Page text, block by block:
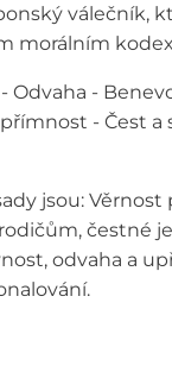
válečník,
morálním
Odvaha -
- Čest a
jsou: Věrnost
čestné
odvaha a